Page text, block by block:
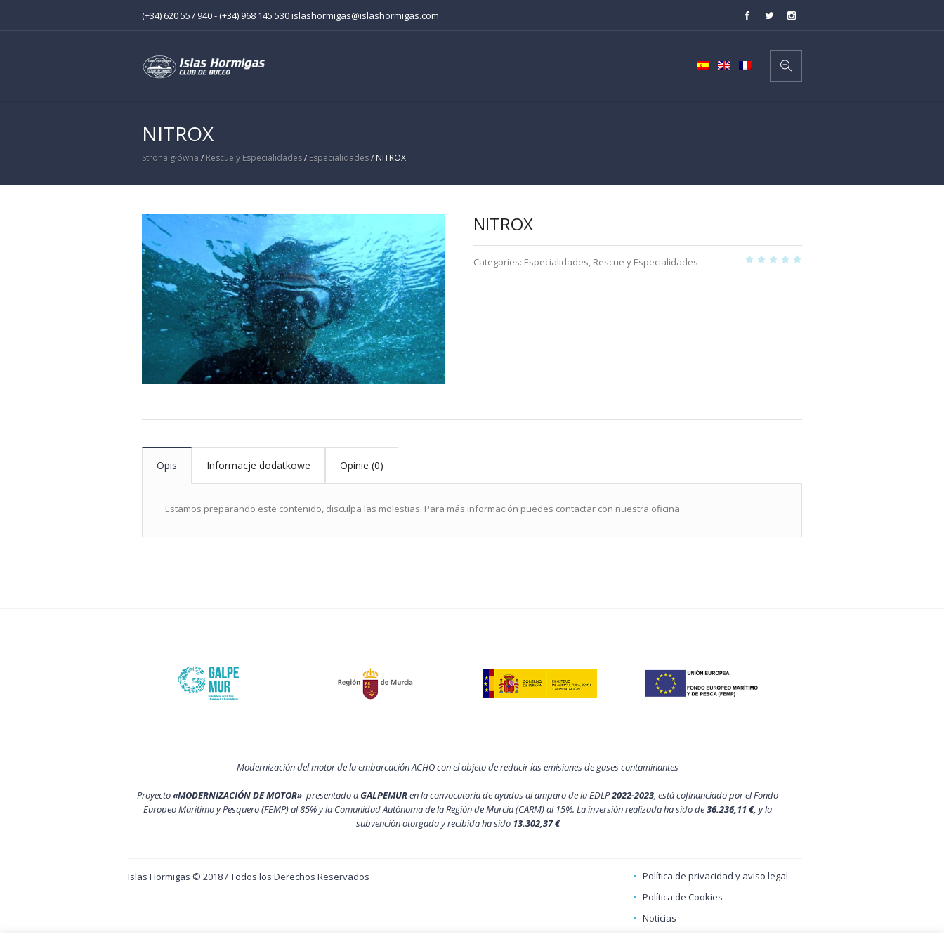
(+34) 620 557 940 - (+34) 968 145 530 islashormigas@islashormigas.com
NITROX
Strona główna / Rescue y Especialidades/ Especialidades/ NITROX
NITROX
Categories: Especialidades, Rescue y Especialidades
Opis Informacje dodatkowe Opinie (0)
Estamos preparando este contenido, disculpa las molestias. Para más información puedes contactar con nuestra oficina.
Modernización del motor de la embarcación ACHO con el objeto de reducir las emisiones de gases contaminantes
Proyecto«MODERNIZACIÓN DE MOTOR» presentado aGALPEMURen la convocatoria de ayudas al amparo de la EDLP2022-2023, está cofinanciado por el Fondo
Europeo Marítimo y Pesquero (FEMP) al 85% y la Comunidad Autónoma de la Región de Murcia (CARM) al 15%. La inversión realizada ha sido de36.236,11 €, y la
subvención otorgada y recibida ha sido 13.302,37 €
Política de privacidad y aviso legal
Política de Cookies
Noticias
Islas Hormigas © 2018 / Todos los Derechos Reservados